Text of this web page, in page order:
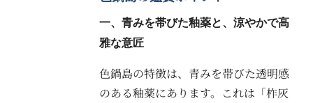
一、青みを帯びた釉薬と、涼やかで高
雅な意匠
色鍋島の特徴は、青みを帯びた透明感
のある釉薬にあります。これは「柞灰